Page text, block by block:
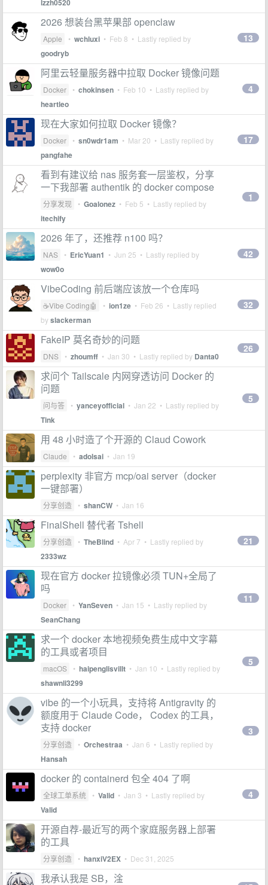
lzzh0520
2026 想装台黑苹果部 openclaw
Apple • wchluxi • Feb 8 • Lastly replied by
goodryb
13
阿里云轻量服务器中拉取 Docker 镜像问题
Docker • chokinsen • Feb 10 • Lastly replied by
heartleo
4
现在大家如何拉取 Docker 镜像？
Docker • sn0wdr1am • Mar 20 • Lastly replied by
pangfahe
17
看到有建议给 nas 服务套一层鉴权，分享
一下我部署 authentik 的 docker compose
分享发现 • Goalonez • Feb 5 • Lastly replied by
itechify
1
2026 年了，还推荐 n100 吗？
NAS • EricYuan1 • Jun 25 • Lastly replied by
wow0o
42
VibeCoding 前后端应该放一个仓库吗
☕Vibe Coding🤖 • ion1ze • Feb 26 • Lastly replied
byslackerman
32
FakeIP 莫名奇妙的问题
DNS • zhoumff • Jan 30 • Lastly replied by Danta0
26
求问个 Tailscale 内网穿透访问 Docker 的
问题
问与答 • yanceyofficial • Jan 22 • Lastly replied by
Tink
5
用 48 小时造了个开源的 Claud Cowork
Claude • adolsai • Jan 19
perplexity 非官方 mcp/oai server（docker
一键部署）
分享创造 • shanCW • Jan 16
FinalShell 替代者 Tshell
分享创造 • TheBlind • Apr 7 • Lastly replied by
2333wz
21
现在官方 docker 拉镜像必须 TUN+全局了
吗
Docker • YanSeven • Jan 15 • Lastly replied by
SeanChang
11
求一个 docker 本地视频免费生成中文字幕
的工具或者项目
macOS • haipenglisvillt • Jan 10 • Lastly replied by
shawnli3299
5
vibe 的一个小玩具，支持将 Antigravity 的
额度用于 Claude Code， Codex 的工具，
支持 docker
分享创造 • Orchestraa • Jan 6 • Lastly replied by
Hansah
3
docker 的 containerd 包全 404 了啊
全球工单系统 • Valid • Jan 3 • Lastly replied by
Valid
4
开源自荐-最近写的两个家庭服务器上部署
的工具
分享创造 • hanxiV2EX • Dec 31, 2025
我承认我是 SB，淦